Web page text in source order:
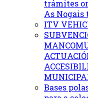
trámites
As Nogais
ITV
Bases